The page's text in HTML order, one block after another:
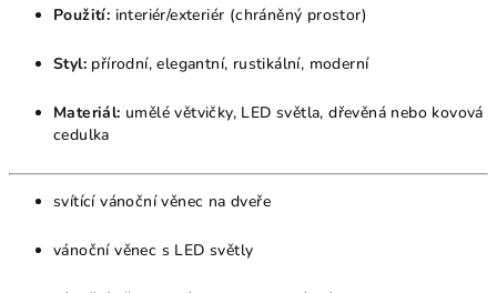
Použití: interiér/exteriér (chráněný prostor)
Styl: přírodní, elegantní, rustikální, moderní
Materiál: umělé větvičky, LED světla, dřevěná nebo kovová
cedulka
svítící vánoční věnec na dveře
vánoční věnec s LED světly